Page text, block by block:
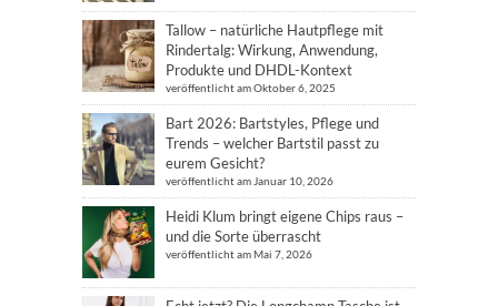
Tallow – natürliche Hautpflege mit
Rindertalg: Wirkung, Anwendung,
Produkte und DHDL-Kontext
veröffentlicht am Oktober 6, 2025
Bart 2026: Bartstyles, Pflege und
Trends – welcher Bartstil passt zu
eurem Gesicht?
veröffentlicht am Januar 10, 2026
Heidi Klum bringt eigene Chips raus –
und die Sorte überrascht
veröffentlicht am Mai 7, 2026